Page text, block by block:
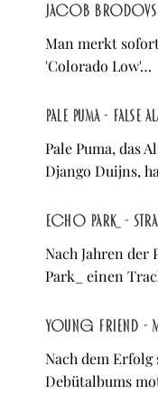
Jacob
Man merkt
'Colorado Low'…
Pale Puma - False
Pale Puma, das
Django Duijns,
Echo Park_ -
Nach Jahren
Park_ einen
young friend -
Nach dem Erfolg
Debütalbums